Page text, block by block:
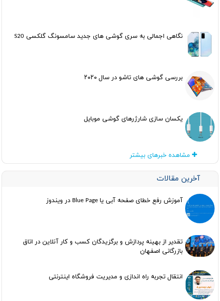
نگاهی اجمالی به سری گوشی های جدید سامسونگ گلکسی S20
بررسی گوشی های تاشو در سال ۲۰۲۰
یکسان سازی شارژرهای گوشی موبایل
مشاهده خبرهای بیشتر
آخرین مقالات
آموزش رفع خطای صفحه آبی یا Blue Page در ویندوز
تقدیر از بهینه پردازش و برگزیدگان کسب و کار آنلاین در اتاق
بازرگانی اصفهان
انتقال تجربه راه اندازی و مدیریت فروشگاه اینترنتی